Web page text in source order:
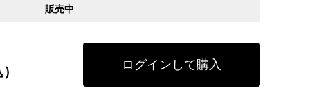
販売中
ログインして購入